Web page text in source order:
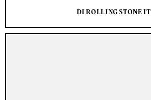
DI ROLLING STONE IT